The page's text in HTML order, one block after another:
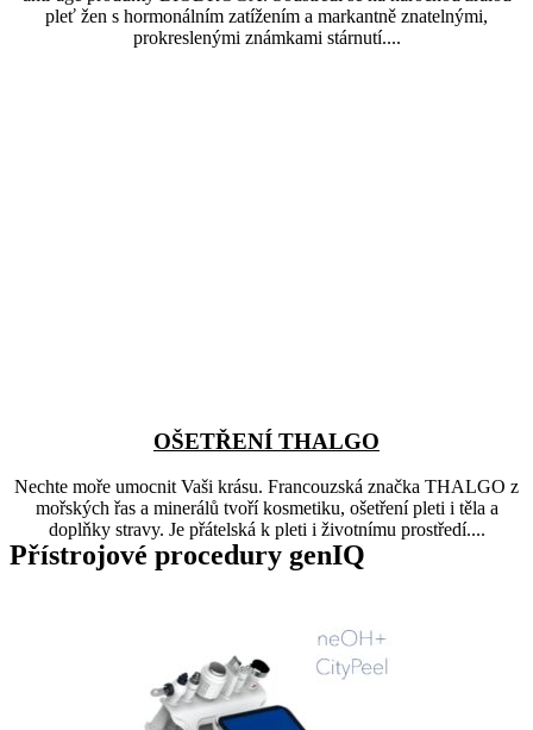
pleť žen s hormonálním zatížením a markantně znatelnými,
prokreslenými známkami stárnutí....
OŠETŘENÍ THALGO
Nechte moře umocnit Vaši krásu. Francouzská značka THALGO z
mořských řas a minerálů tvoří kosmetiku, ošetření pleti i těla a
doplňky stravy. Je přátelská k pleti i životnímu prostředí....
Přístrojové procedury genIQ